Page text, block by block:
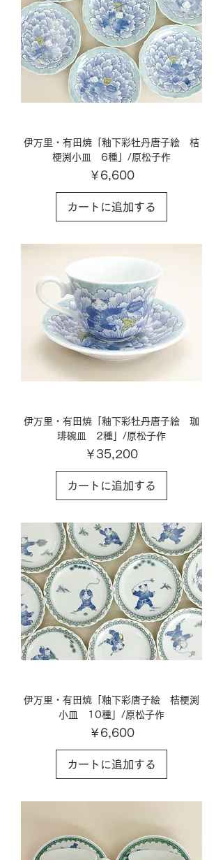
伊万里・有田焼「釉下彩牡丹唐子絵 桔
梗渕小皿 6種」/原松子作
価格
￥6,600
カートに追加する
伊万里・有田焼「釉下彩牡丹唐子絵 珈
琲碗皿 2種」/原松子作
価格
￥35,200
カートに追加する
伊万里・有田焼「釉下彩唐子絵 桔梗渕
小皿 10種」/原松子作
価格
￥6,600
カートに追加する